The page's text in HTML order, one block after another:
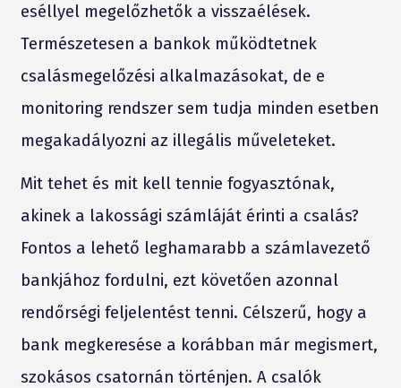
eséllyel megelőzhetők a visszaélések.
Természetesen a bankok működtetnek
csalásmegelőzési alkalmazásokat, de e
monitoring rendszer sem tudja minden esetben
megakadályozni az illegális műveleteket.
Mit tehet és mit kell tennie fogyasztónak,
akinek a lakossági számláját érinti a csalás?
Fontos a lehető leghamarabb a számlavezető
bankjához fordulni, ezt követően azonnal
rendőrségi feljelentést tenni. Célszerű, hogy a
bank megkeresése a korábban már megismert,
szokásos csatornán történjen. A csalók